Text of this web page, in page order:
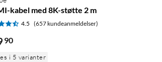
kabel med 8K-støtte 2 m
4.5 (657 kundeanmeldelser)
90
i 5 varianter